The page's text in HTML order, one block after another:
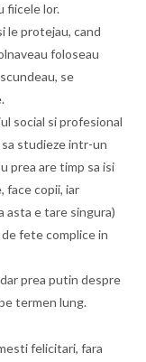
fiicele lor.
le protejau, cand
foloseau
se
social si profesional
sa studieze intr-un
prea are timp sa isi
face copii, iar
asta e tare singura)
fete complice in
prea putin despre
termen lung.
felicitari, fara